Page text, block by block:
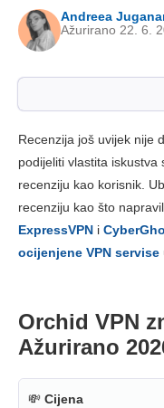
Andreea
Ažurirano 22. 6.
Ključne značajke
Instalacija i aplikacije
Pouzdanost i podrška
Recenzija još uvijek nije
podijeliti vlastita iskustva
recenziju kao korisnik.
recenziju kao što
ExpressVPN i
ocijenjene VPN servise
Orchid VPN
Ažurirano
💸 Cijena